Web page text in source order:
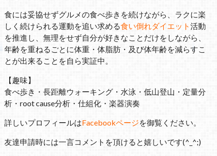
食には妥協せずグルメの食べ歩きを続けながら、ラクに楽
しく続けられる運動を追い求める食い倒れダイエット 活動
を推進し、無理をせず自分が好きなことだけをしながら、
年齢を重ねるごとに体重・体脂肪・及び体年齢を減らすこ
とが出来ることを自ら実証中。
【趣味】
食べ歩き・長距離ウォーキング・水泳・低山登山・定量分
析・root cause分析・仕組化・楽器演奏
詳しいプロフィールはFacebookページを御覧ください。
友達申請時には一言コメントを頂けると嬉しいです(^_^;)